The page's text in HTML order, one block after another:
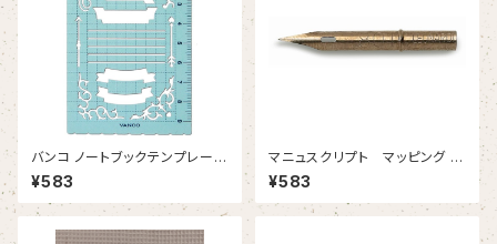
バンコ ノートブックテンプレー
ト オーナメントー2
¥583
マニュスクリプト マッピング 8
01 2本入
¥583